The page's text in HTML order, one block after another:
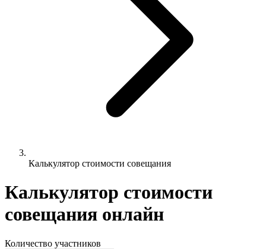
Калькулятор стоимости совещания
Калькулятор стоимости
совещания онлайн
Количество участников